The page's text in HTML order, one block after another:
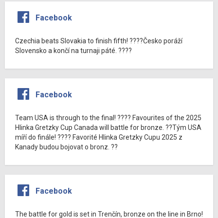
Facebook
Czechia beats Slovakia to finish fifth! ????Česko poráží
Slovensko a končí na turnaji páté. ????
Facebook
Team USA is through to the final! ???? Favourites of the 2025
Hlinka Gretzky Cup Canada will battle for bronze. ??Tým USA
míří do finále! ???? Favorité Hlinka Gretzky Cupu 2025 z
Kanady budou bojovat o bronz. ??
Facebook
The battle for gold is set in Trenčín, bronze on the line in Brno!